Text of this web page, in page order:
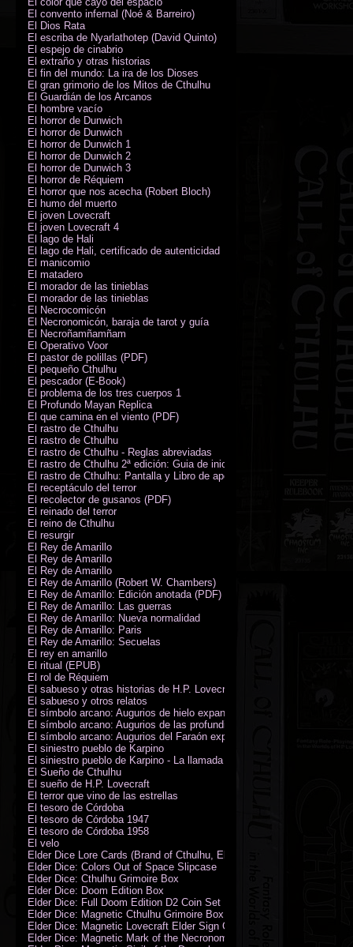
El convento infernal (Noé & Barreiro)
El Dios Rata
El escriba de Nyarlathotep (David Quinto)
El espejo de cinabrio
El extraño y otras historias
El fin del mundo: La ira de los Dioses
El gran grimorio de los Mitos de Cthulhu
El Guardián de los Arcanos
El hombre vacío
El horror de Dunwich
El horror de Dunwich
El horror de Dunwich 1
El horror de Dunwich 2
El horror de Dunwich 3
El horror de Réquiem
El horror que nos acecha (Robert Bloch)
El humo del muerto
El joven Lovecraft
El joven Lovecraft 4
El lago de Hali
El lago de Hali, certificado de autenticidad
El manicomio
El matadero
El morador de las tinieblas
El morador de las tinieblas
El Necrocomicón
El Necronomicón, baraja de tarot y guía
El Necroñamñamñam
El Operativo Voor
El pastor de polillas (PDF)
El pequeño Cthulhu
El pescador (E-Book)
El problema de los tres cuerpos 1
El Profundo Mayan Replica
El que camina en el viento (PDF)
El rastro de Cthulhu
El rastro de Cthulhu
El rastro de Cthulhu - Reglas abreviadas
El rastro de Cthulhu 2ª edición: Guia de inicio (PDF)
El rastro de Cthulhu: Pantalla y Libro de apoyo del Guardián
El receptáculo del terror
El recolector de gusanos (PDF)
El reinado del terror
El reino de Cthulhu
El resurgir
El Rey de Amarillo
El Rey de Amarillo
El Rey de Amarillo
El Rey de Amarillo (Robert W. Chambers)
El Rey de Amarillo: Edición anotada (PDF)
El Rey de Amarillo: Las guerras
El Rey de Amarillo: Nueva normalidad
El Rey de Amarillo: Paris
El Rey de Amarillo: Secuelas
El rey en amarillo
El ritual (EPUB)
El rol de Réquiem
El sabueso y otras historias de H.P. Lovecraft
El sabueso y otros relatos
El símbolo arcano: Augurios de hielo expansión
El símbolo arcano: Augurios de las profundidades expansión
El símbolo arcano: Augurios del Faraón expansión
El siniestro pueblo de Karpino
El siniestro pueblo de Karpino - La llamada de Cthulhu
El Sueño de Cthulhu
El sueño de H.P. Lovecraft
El terror que vino de las estrellas
El tesoro de Córdoba
El tesoro de Córdoba 1947
El tesoro de Córdoba 1958
El velo
Elder Dice Lore Cards (Brand of Cthulhu, Elder Sign, Astral Elder Sign)
Elder Dice: Colors Out of Space Slipcase
Elder Dice: Cthulhu Grimoire Box
Elder Dice: Doom Edition Box
Elder Dice: Full Doom Edition D2 Coin Set
Elder Dice: Magnetic Cthulhu Grimoire Box
Elder Dice: Magnetic Lovecraft Elder Sign Grimoire Box
Elder Dice: Magnetic Mark of the Necronomicon Grimoire Box